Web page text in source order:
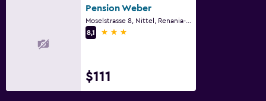
La comida se puede entregar en el alojamiento
Mesa de comedor
Pension Weber
8,1
3 estrellas
$111